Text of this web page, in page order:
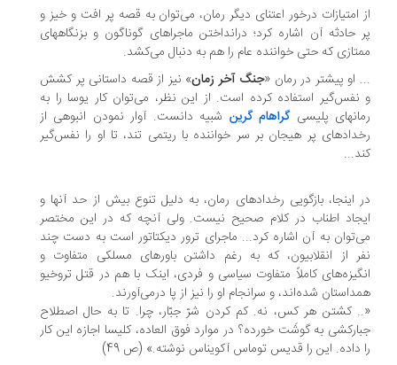
امتیازات درخور اعتنای دیگر رمان، می‌توان به قصه پر افت و خیز و
حادثه آن اشاره کرد؛ درانداختن ماجراهای گوناگون و بزنگاههای
که حتی خواننده عام را هم به دنبال می‌کشد.
پیشتر در رمان « جنگ آخر زمان» نیز از قصه‌ داستانی پر کشش
استفاده کرده است. از این نظر، می‌توان کار یوسا را به
پلیسیگراهام گرینشبیه دانست. آوار نمودن انبوهی از
پر هیجان بر سر خواننده با ریتمی تند، تا او را نفس‌گیر
اینجا، بازگویی رخدادهای رمان، به دلیل تنوع بیش از حد آنها و
اطناب در کلام صحیح نیست. ولی آنچه که در این مختصر
به‌ آن اشاره کرد... ماجرای ترور دیکتاتور است به دست چند
از انقلابیون، که به رغم داشتن باورهای مسلکی متفاوت و
کاملاً متفاوت سیاسی و فردی، اینک با هم در قتل تروخیو
شده‌اند، و سرانجام او را نیز از پا درمی‌آورند.
کشتن هر کس، نه. کم کردن شرّ جبّار، چرا. تا به حال اصطلاح
به گوشَت خورده؟ در موارد فوق‌ العاده، کلیسا اجازه این کار
داده. این را قدیس توماس آکویناس نوشته.» (ص 49)